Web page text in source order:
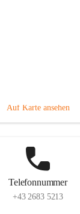
Auf Karte ansehen
Telefonnummer
+43 2683 5213